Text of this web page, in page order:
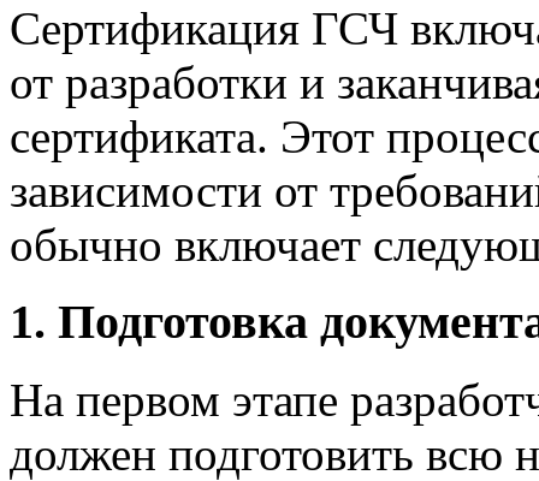
Сертификация ГСЧ
от разработки и
сертификата. Этот
зависимости от
обычно включает
1. Подготовка
На первом этапе
должен подготовить